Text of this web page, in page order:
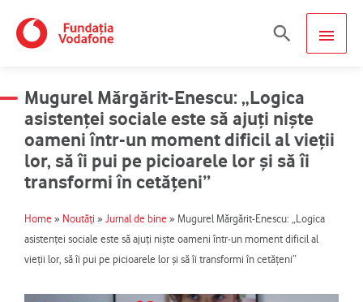
content
MAIN
Search
Mugurel Mărgărit-Enescu: „Logica
asistenței sociale este să ajuți niște
oameni într-un moment dificil al vieții
lor, să îi pui pe picioarele lor și să îi
transformi în cetățeni”
Home » Noutăți » Jurnal de bine » Mugurel Mărgărit-Enescu: „Logica
asistenței sociale este să ajuți niște oameni într-un moment dificil al
vieții lor, să îi pui pe picioarele lor și să îi transformi în cetățeni”